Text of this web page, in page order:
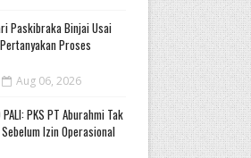
Paskibraka Binjai Usai
Proses
Aug 06, 2026
PKS PT Aburahmi Tak
Izin Operasional